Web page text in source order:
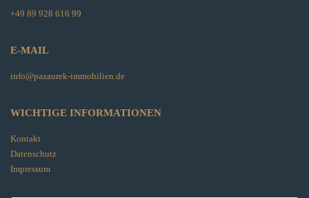
+49 89 928 616 99
E-MAIL
info@pazaurek-immobilien.de
WICHTIGE INFORMATIONEN
Kontakt
Datenschutz
Impressum